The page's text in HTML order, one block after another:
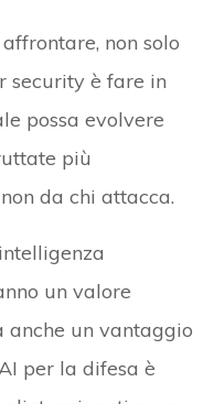
non solo
security è fare in
possa evolvere
più
da chi attacca.
un valore
anche un vantaggio
per la difesa è